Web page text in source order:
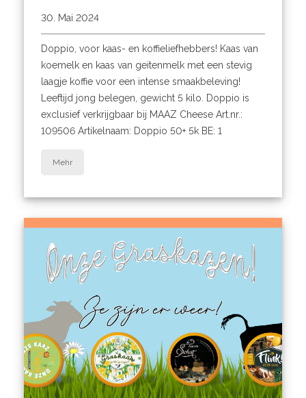
30. Mai 2024
Doppio, voor kaas- en koffieliefhebbers! Kaas van
koemelk en kaas van geitenmelk met een stevig
laagje koffie voor een intense smaakbeleving!
Leeftijd jong belegen, gewicht 5 kilo. Doppio is
exclusief verkrijgbaar bij MAAZ Cheese Art.nr.:
109506 Artikelnaam: Doppio 50+ 5k BE: 1
Mehr